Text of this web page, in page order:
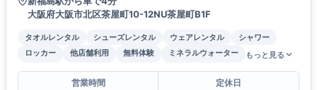
大阪府大阪市北区茶屋町10-12NU茶屋町B1F
タオルレンタル シューズレンタル ウェアレンタル
シャワー
ロッカー
他店舗利用 無料体験 ミネラルウォーター もっと見る
営業時間
定休日